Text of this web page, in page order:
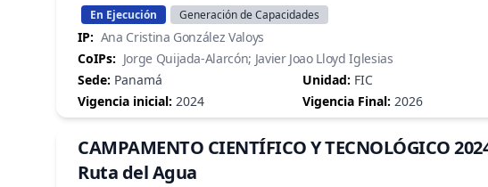
En Ejecución Generación de Capacidades
IP: Ana Cristina González Valoys
CoIPs: Jorge Quijada-Alarcón; Javier Joao Lloyd Iglesias
Sede: Panamá Unidad: FIC
Vigencia inicial: 2024 Vigencia Final: 2026
CAMPAMENTO CIENTÍFICO Y TECNOLÓGICO
Ruta del Agua